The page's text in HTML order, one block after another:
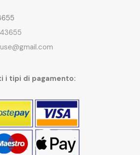
i tipi di pagamento: